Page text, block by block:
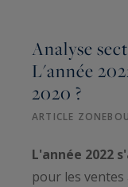
Analyse
L'année
2020 ?
ARTICLE
L'année 2022
pour les